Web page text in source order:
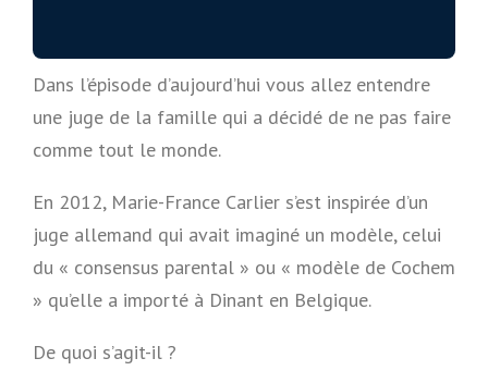
Dans l’épisode d’aujourd’hui vous allez entendre
une juge de la famille qui a décidé de ne pas faire
comme tout le monde.
En 2012, Marie-France Carlier s’est inspirée d’un
juge allemand qui avait imaginé un modèle, celui
du « consensus parental » ou « modèle de Cochem
» qu’elle a importé à Dinant en Belgique.
De quoi s’agit-il ?